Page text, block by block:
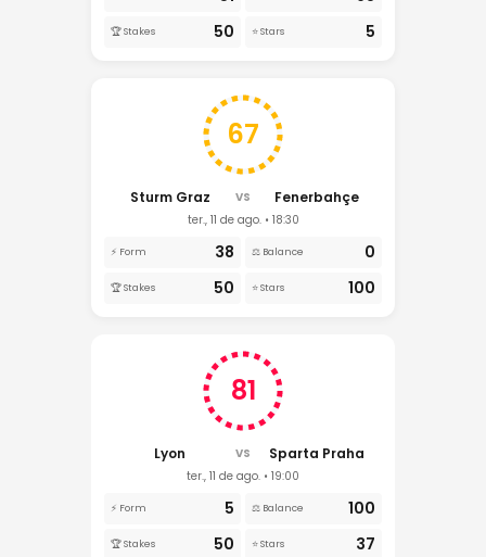
🏆 Stakes 50 ⭐ Stars 5
67
Sturm Graz VS Fenerbahçe
ter., 11 de ago. • 18:30
⚡ Form 38 ⚖️ Balance 0
🏆 Stakes 50 ⭐ Stars 100
81
Lyon VS Sparta Praha
ter., 11 de ago. • 19:00
⚡ Form 5 ⚖️ Balance 100
🏆 Stakes 50 ⭐ Stars 37